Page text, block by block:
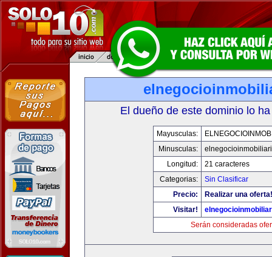
El dueño de este dominio lo
Mayusculas:
Minusculas:
Longitud:
21 caracteres
Categorias:
Sin Clasificar
Precio:
Realizar una oferta!
Visitar!
Serán consideradas